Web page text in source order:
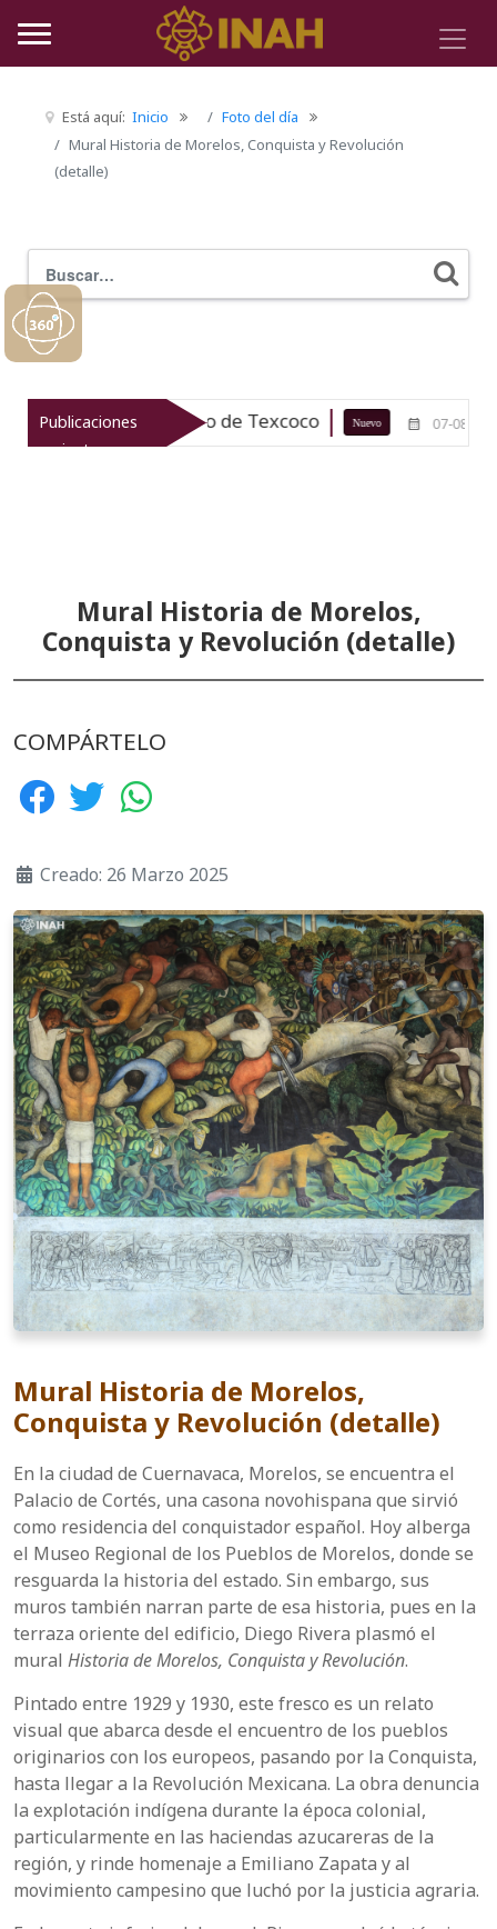
Está aquí: Inicio
Foto del día
Mural Historia de Morelos, Conquista y Revolución
(detalle)
Publicaciones
recientes
arqueológico de Texcoco Nuevo 07-08-26
Mural Historia de Morelos,
Conquista y Revolución (detalle)
COMPÁRTELO
Creado: 26 Marzo 2025
Mural Historia de Morelos,
Conquista y Revolución (detalle)
En la ciudad de Cuernavaca, Morelos, se encuentra el
Palacio de Cortés, una casona novohispana que sirvió
como residencia del conquistador español. Hoy alberga
el Museo Regional de los Pueblos de Morelos, donde se
resguarda la historia del estado. Sin embargo, sus
muros también narran parte de esa historia, pues en la
terraza oriente del edificio, Diego Rivera plasmó el
mural Historia de Morelos, Conquista y Revolución.
Pintado entre 1929 y 1930, este fresco es un relato
visual que abarca desde el encuentro de los pueblos
originarios con los europeos, pasando por la Conquista,
hasta llegar a la Revolución Mexicana. La obra denuncia
la explotación indígena durante la época colonial,
particularmente en las haciendas azucareras de la
región, y rinde homenaje a Emiliano Zapata y al
movimiento campesino que luchó por la justicia agraria.